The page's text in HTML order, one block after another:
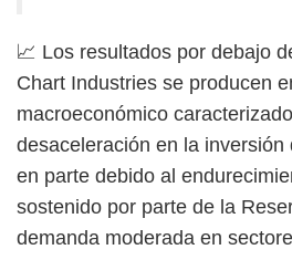
📈 Los resultados por debajo
Chart Industries se producen
macroeconómico
desaceleración en la inversión
en parte debido al
sostenido por parte de la
demanda moderada en